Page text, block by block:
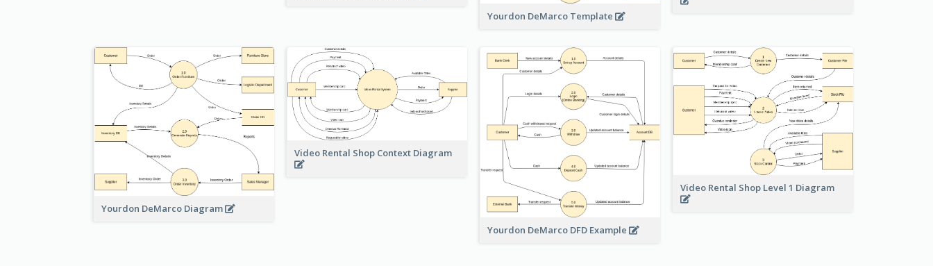
Yourdon DeMarco Template
Yourdon DeMarco Diagram
Video Rental Shop Context Diagram
Yourdon DeMarco DFD Example
Video Rental Shop Level 1 Diagram